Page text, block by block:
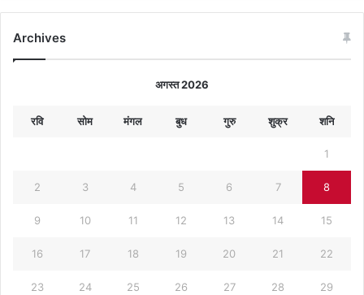
Archives
अगस्त 2026
रवि सोम मंगल बुध गुरु शुक्र शनि
1
2 3 4 5 6 7 8
9 10 11 12 13 14 15
16 17 18 19 20 21 22
23 24 25 26 27 28 29